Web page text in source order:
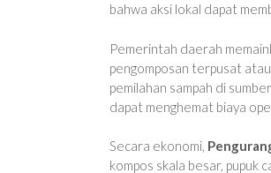
bahwa aksi lokal dapat
Pemerintah daerah
pengomposan terpusat
pemilahan sampah di
dapat menghemat biaya
Secara ekonomi,
kompos skala besar, pupuk